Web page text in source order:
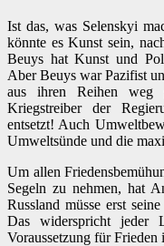
Ist das, was Selenskyi
könnte es Kunst sein,
Beuys hat Kunst und
Aber Beuys war Pazifist
aus ihren Reihen weg
Kriegstreiber der
entsetzt! Auch
Umweltsünde und die
Um allen
Segeln zu nehmen, hat
Russland müsse erst
Das widerspricht jeder
Voraussetzung für Frieden